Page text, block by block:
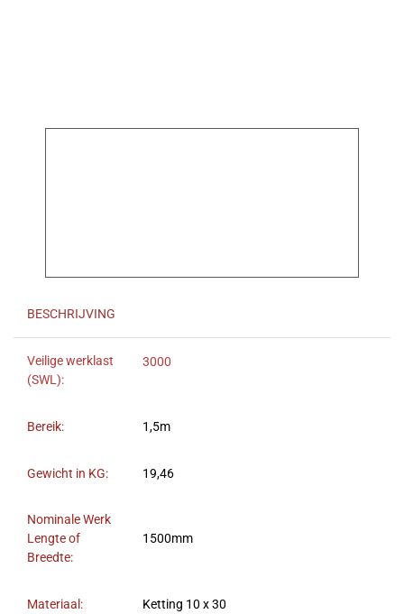
BESCHRIJVING
Veilige werklast
(SWL):
3000
Bereik: 1,5m
Gewicht in KG: 19,46
Nominale Werk
Lengte of
Breedte:
1500mm
Materiaal: Ketting 10 x 30